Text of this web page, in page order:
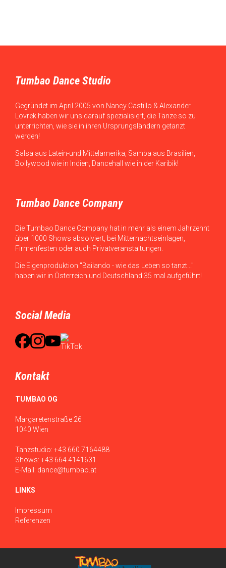
Tumbao Dance Studio
Gegründet im April 2005 von Nancy Castillo & Alexander
Lovrek haben wir uns darauf spezialisiert, die Tänze so zu
unterrichten, wie sie in ihren Ursprungsländern getanzt
werden!
Salsa aus Latein-und Mittelamerika, Samba aus Brasilien,
Bollywood wie in Indien, Dancehall wie in der Karibik!
Tumbao Dance Company
Die Tumbao Dance Company hat in mehr als einem Jahrzehnt
über 1000 Shows absolviert, bei Mitternachtseinlagen,
Firmenfesten oder auch Privatveranstaltungen.
Die Eigenproduktion "Bailando - wie das Leben so tanzt..."
haben wir in Österreich und Deutschland 35 mal aufgeführt!
Social Media
Kontakt
TUMBAO OG
Margaretenstraße 26
1040 Wien
Tanzstudio: +43 660 7164488
Shows: +43 664 4141631
E-Mail: dance@tumbao.at
LINKS
Impressum
Referenzen